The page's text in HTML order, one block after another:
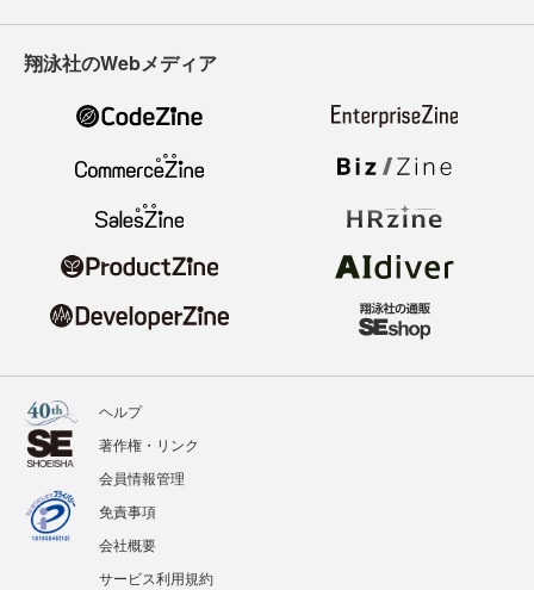
翔泳社のWebメディア
ヘルプ
著作権・リンク
会員情報管理
免責事項
会社概要
サービス利用規約